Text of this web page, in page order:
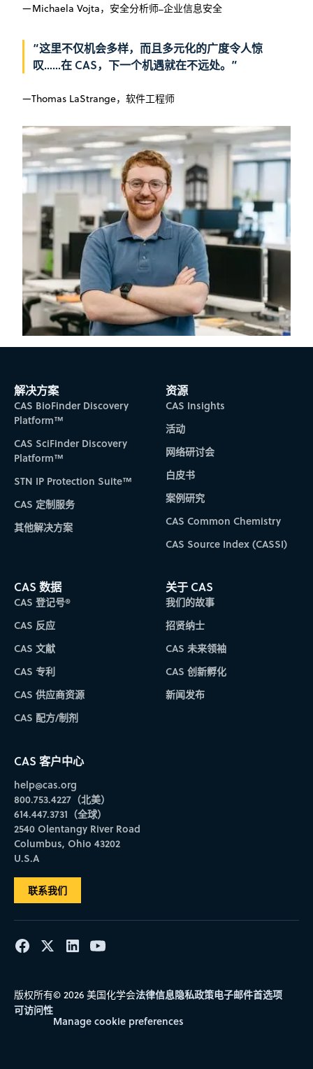
—Michaela Vojta，安全分析师—企业信息安全
“这里不仅机会多样，而且多元化的广度令人惊
叹……在 CAS，下一个机遇就在不远处。”
—Thomas LaStrange，软件工程师
解决方案
CAS BioFinder Discovery
Platform™
CAS SciFinder Discovery
Platform™
STN IP Protection Suite™
CAS 定制服务
其他解决方案
资源
CAS Insights
活动
网络研讨会
白皮书
案例研究
CAS Common Chemistry
CAS Source Index (CASSI)
CAS 数据
CAS 登记号®
CAS 反应
CAS 文献
CAS 专利
CAS 供应商资源
CAS 配方/制剂
关于 CAS
我们的故事
招贤纳士
CAS 未来领袖
CAS 创新孵化
新闻发布
CAS 客户中心
help@cas.org
800.753.4227（北美）
614.447.3731（全球）
2540 Olentangy River Road
Columbus, Ohio 43202
U.S.A
联系我们
版权所有© 2026 美国化学会法律信息隐私政策电子邮件首选项
可访问性
Manage cookie preferences